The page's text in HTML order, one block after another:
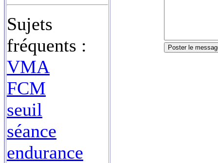
Sujets
fréquents :
VMA
FCM
seuil
séance
endurance